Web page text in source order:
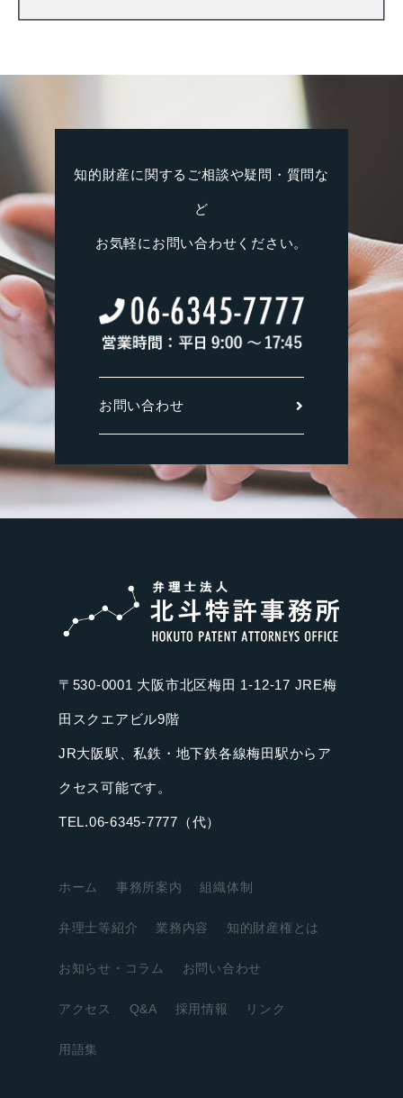
知的財産に関するご相談や疑問・質問な
ど
お気軽にお問い合わせください。
お問い合わせ
〒530-0001 大阪市北区梅田 1-12-17 JRE梅
田スクエアビル9階
JR大阪駅、私鉄・地下鉄各線梅田駅からア
クセス可能です。
TEL.06-6345-7777（代）
ホーム 事務所案内 組織体制
弁理士等紹介 業務内容 知的財産権とは
お知らせ・コラム お問い合わせ
アクセス Q&A 採用情報 リンク
用語集